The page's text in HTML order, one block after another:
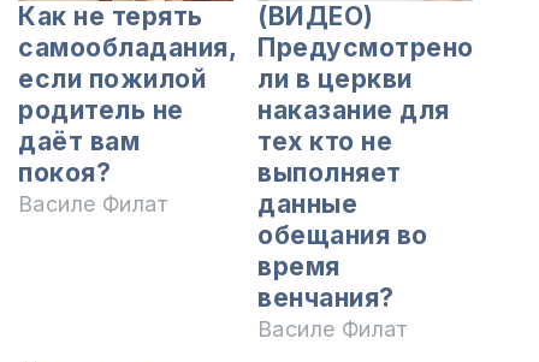
Как не терять
самообладания,
если пожилой
родитель не
даёт вам
покоя?
Василе Филат
(ВИДЕО)
Предусмотрено
ли в церкви
наказание для
тех кто не
выполняет
данные
обещания во
время
венчания?
Василе Филат